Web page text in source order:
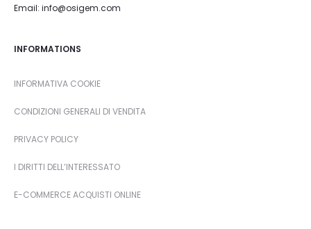
Email: info@osigem.com
INFORMATIONS
INFORMATIVA COOKIE
CONDIZIONI GENERALI DI VENDITA
PRIVACY POLICY
I DIRITTI DELL’INTERESSATO
E-COMMERCE ACQUISTI ONLINE